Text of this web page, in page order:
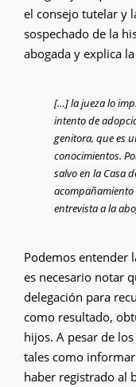
el consejo tutelar y
sospechado de la
abogada y explica
[…] la jueza lo
intento de
genitora, que es
conocimientos.
salvo en la Casa
entrevista a la
Podemos entender
es necesario notar
delegación para
como resultado,
hijos. A pesar de
tales como
haber registrado al